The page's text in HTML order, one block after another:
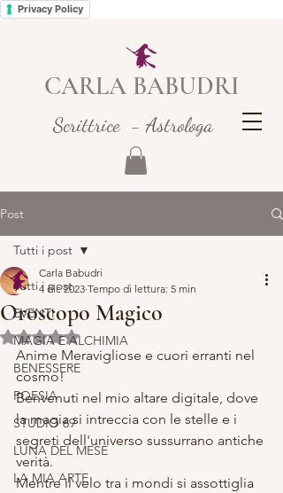
Privacy Policy
CARLA BABUDRI
Scrittrice - Astrologa
Post
Tutti i post
EVENTI
MAGIA E ALCHIMIA
BENESSERE
POESIA
STUDIO 69
LUNA DEL MESE
LA MIA ARTE
Tutti i post
Oroscopo Magico
Carla Babudri
4 dic 2023 Tempo di lettura: 5 min
Valutazione NaN stelle su 5.
Anime Meravigliose e cuori erranti nel
cosmo!
Benvenuti nel mio altare digitale, dove
la magia si intreccia con le stelle e i
segreti dell'universo sussurrano antiche
verità.
Mentre il velo tra i mondi si assottiglia